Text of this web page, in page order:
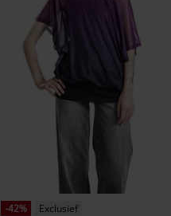
-42%
Exclusief